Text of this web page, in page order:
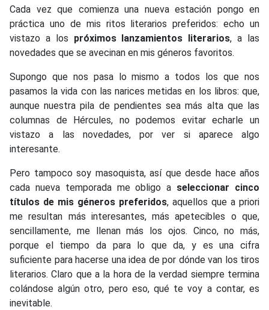
Cada vez que comienza una nueva estación pongo en
práctica uno de mis ritos literarios preferidos: echo un
vistazo a los próximos lanzamientos literarios, a las
novedades que se avecinan en mis géneros favoritos.
Supongo que nos pasa lo mismo a todos los que nos
pasamos la vida con las narices metidas en los libros: que,
aunque nuestra pila de pendientes sea más alta que las
columnas de Hércules, no podemos evitar echarle un
vistazo a las novedades, por ver si aparece algo
interesante.
Pero tampoco soy masoquista, así que desde hace años
cada nueva temporada me obligo a seleccionar cinco
títulos de mis géneros preferidos, aquellos que a priori
me resultan más interesantes, más apetecibles o que,
sencillamente, me llenan más los ojos. Cinco, no más,
porque el tiempo da para lo que da, y es una cifra
suficiente para hacerse una idea de por dónde van los tiros
literarios. Claro que a la hora de la verdad siempre termina
colándose algún otro, pero eso, qué te voy a contar, es
inevitable.